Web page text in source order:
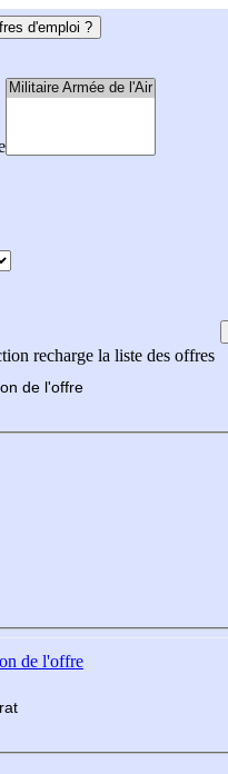
d'emploi ?
recharge la liste des offres
de l'offre
de l'offre